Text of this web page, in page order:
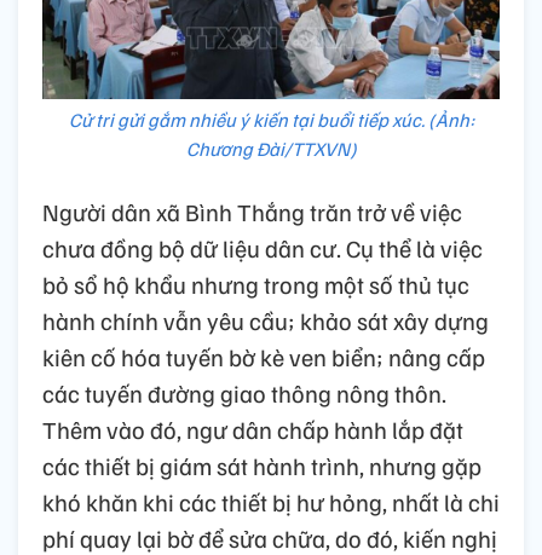
Cử tri gửi gắm nhiều ý kiến tại buổi tiếp xúc. (Ảnh:
Chương Đài/TTXVN)
Người dân xã Bình Thắng trăn trở về việc
chưa đồng bộ dữ liệu dân cư. Cụ thể là việc
bỏ sổ hộ khẩu nhưng trong một số thủ tục
hành chính vẫn yêu cầu; khảo sát xây dựng
kiên cố hóa tuyến bờ kè ven biển; nâng cấp
các tuyến đường giao thông nông thôn.
Thêm vào đó, ngư dân chấp hành lắp đặt
các thiết bị giám sát hành trình, nhưng gặp
khó khăn khi các thiết bị hư hỏng, nhất là chi
phí quay lại bờ để sửa chữa, do đó, kiến nghị